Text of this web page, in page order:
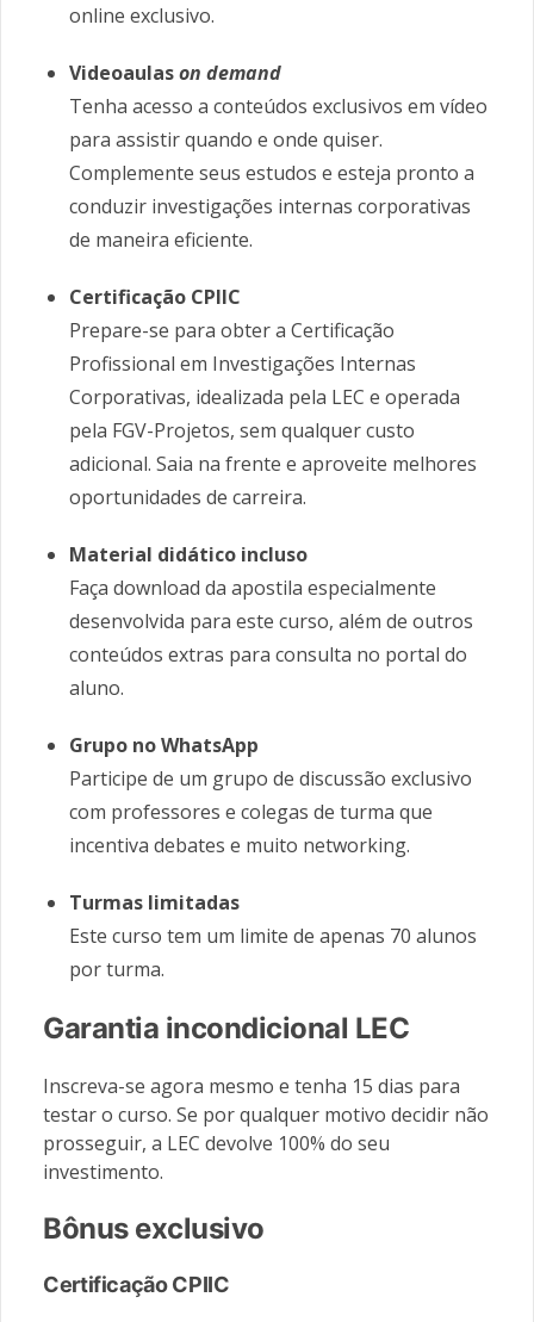
online exclusivo.
Videoaulason demand
Tenha acesso a conteúdos exclusivos em vídeo
para assistir quando e onde quiser.
Complemente seus estudos e esteja pronto a
conduzir investigações internas corporativas
de maneira eficiente.
Certificação CPIIC
Prepare-se para obter a Certificação
Profissional em Investigações Internas
Corporativas, idealizada pela LEC e operada
pela FGV-Projetos, sem qualquer custo
adicional. Saia na frente e aproveite melhores
oportunidades de carreira.
Material didático incluso
Faça download da apostila especialmente
desenvolvida para este curso, além de outros
conteúdos extras para consulta no portal do
aluno.
Grupo no WhatsApp
Participe de um grupo de discussão exclusivo
com professores e colegas de turma que
incentiva debates e muito networking.
Turmas limitadas
Este curso tem um limite de apenas 70 alunos
por turma.
Garantia incondicional LEC
Inscreva-se agora mesmo e tenha 15 dias para
testar o curso. Se por qualquer motivo decidir não
prosseguir, a LEC devolve 100% do seu
investimento.
Bônus exclusivo
Certificação CPIIC